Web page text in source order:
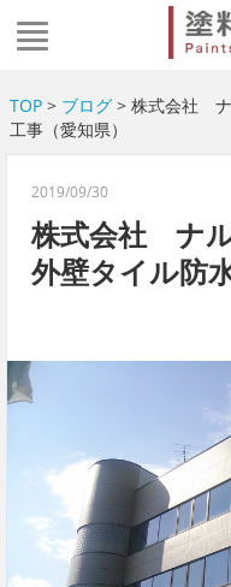
TOP> ブログ> 株式会社 ナ
工事（愛知県）
2019/09/30
株式会社 ナ
外壁タイル防